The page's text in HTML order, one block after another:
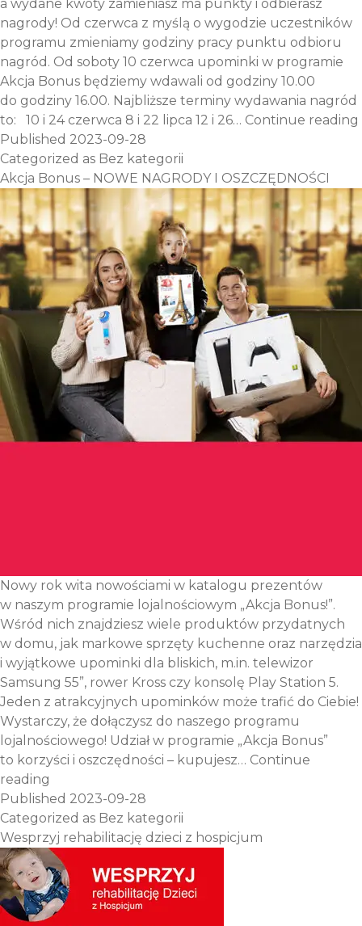
a wydane kwoty zamieniasz ma punkty i odbierasz
nagrody! Od czerwca z myślą o wygodzie uczestników
programu zmieniamy godziny pracy punktu odbioru
nagród. Od soboty 10 czerwca upominki w programie
Akcja Bonus będziemy wdawali od godziny 10.00
do godziny 16.00. Najbliższe terminy wydawania nagród
to: 10 i 24 czerwca 8 i 22 lipca 12 i 26… Continue reading
Published 2023-09-28
Categorized as Bez kategorii
Akcja Bonus – NOWE NAGRODY I OSZCZĘDNOŚCI
Nowy rok wita nowościami w katalogu prezentów
w naszym programie lojalnościowym „Akcja Bonus!”.
Wśród nich znajdziesz wiele produktów przydatnych
w domu, jak markowe sprzęty kuchenne oraz narzędzia
i wyjątkowe upominki dla bliskich, m.in. telewizor
Samsung 55”, rower Kross czy konsolę Play Station 5.
Jeden z atrakcyjnych upominków może trafić do Ciebie!
Wystarczy, że dołączysz do naszego programu
lojalnościowego! Udział w programie „Akcja Bonus”
to korzyści i oszczędności – kupujesz… Continue
reading
Bonus
–
NOWE
NAGRODY
I OSZCZĘDNOŚCI
Published 2023-09-28
Categorized as Bez kategorii
Wesprzyj rehabilitację dzieci z hospicjum